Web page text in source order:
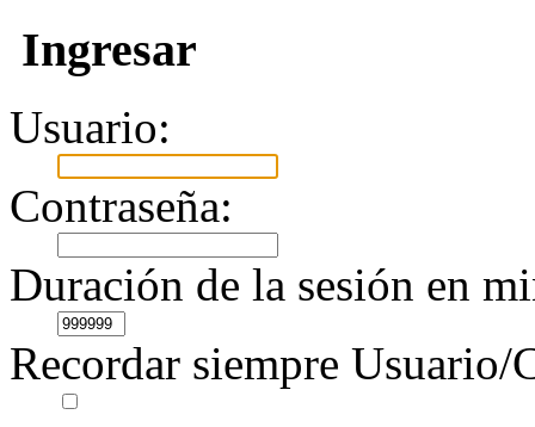
Ingresar
Usuario:
Contraseña:
Duración de la sesión en
Recordar siempre Usuario/